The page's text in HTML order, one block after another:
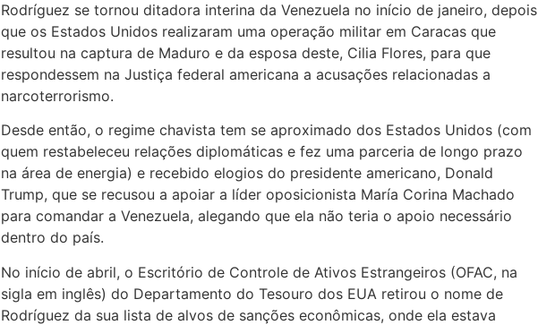
Rodríguez se tornou ditadora interina da Venezuela no início de janeiro, depois
que os Estados Unidos realizaram uma operação militar em Caracas que
resultou na captura de Maduro e da esposa deste, Cilia Flores, para que
respondessem na Justiça federal americana a acusações relacionadas a
narcoterrorismo.
Desde então, o regime chavista tem se aproximado dos Estados Unidos (com
quem restabeleceu relações diplomáticas e fez uma parceria de longo prazo
na área de energia) e recebido elogios do presidente americano, Donald
Trump, que se recusou a apoiar a líder oposicionista María Corina Machado
para comandar a Venezuela, alegando que ela não teria o apoio necessário
dentro do país.
No início de abril, o Escritório de Controle de Ativos Estrangeiros (OFAC, na
sigla em inglês) do Departamento do Tesouro dos EUA retirou o nome de
Rodríguez da sua lista de alvos de sanções econômicas, onde ela estava